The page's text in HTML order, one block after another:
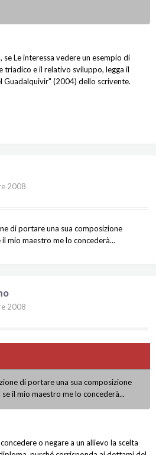
se Le interessa vedere un esempio di
triadico e il relativo sviluppo, legga il
Guadalquivir" (2004) dello scrivente.
2008
di portare una sua composizione
mio maestro me lo concederà...
2008
di portare una sua composizione
il mio maestro me lo concederà...
o negare a un allievo la scelta